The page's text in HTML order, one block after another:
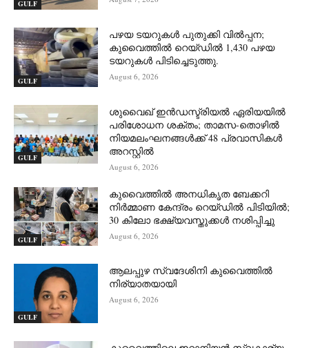
GULF
GULF
പഴയ ടയറുകൾ പുതുക്കി വിൽപ്പന;
കുവൈത്തിൽ റെയ്ഡിൽ 1,430 പഴയ
ടയറുകൾ പിടിച്ചെടുത്തു.
August 6, 2026
GULF
ശുവൈഖ് ഇൻഡസ്ട്രിയൽ ഏരിയയിൽ
പരിശോധന ശക്തം; താമസ-തൊഴിൽ
നിയമലംഘനങ്ങൾക്ക് 48 പ്രവാസികൾ
അറസ്റ്റിൽ
August 6, 2026
GULF
കുവൈത്തിൽ അനധികൃത ബേക്കറി
നിർമ്മാണ കേന്ദ്രം റെയ്ഡിൽ പിടിയിൽ;
30 കിലോ ഭക്ഷ്യവസ്തുക്കൾ നശിപ്പിച്ചു
August 6, 2026
GULF
ആലപ്പുഴ സ്വദേശിനി കുവൈത്തിൽ
നിര്യാതയായി
August 6, 2026